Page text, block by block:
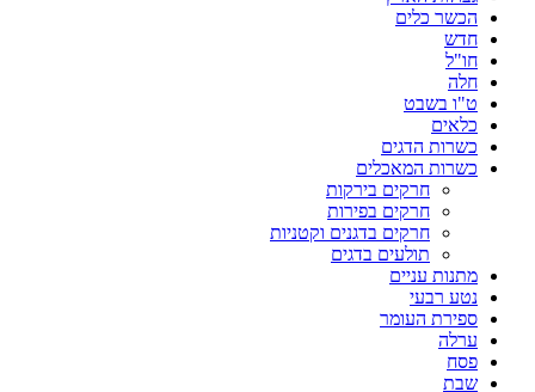
הכשר כלים
חדש
חו"ל
חלה
ט"ו בשבט
כלאים
כשרות הדגים
כשרות המאכלים
חרקים בירקות
חרקים בפירות
חרקים בדגנים וקטניות
תולעים בדגים
מתנות עניים
נטע רבעי
ספירת העומר
ערלה
פסח
שבת